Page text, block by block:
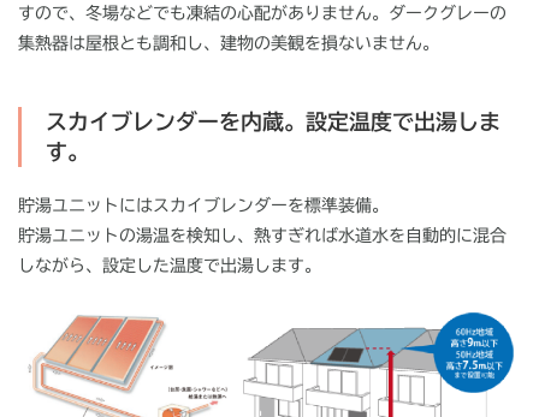
すので、冬場などでも凍結の心配がありません。ダークグレーの
集熱器は屋根とも調和し、建物の美観を損ないません。
スカイブレンダーを内蔵。設定温度で出湯しま
す。
貯湯ユニットにはスカイブレンダーを標準装備。
貯湯ユニットの湯温を検知し、熱すぎれば水道水を自動的に混合
しながら、設定した温度で出湯します。